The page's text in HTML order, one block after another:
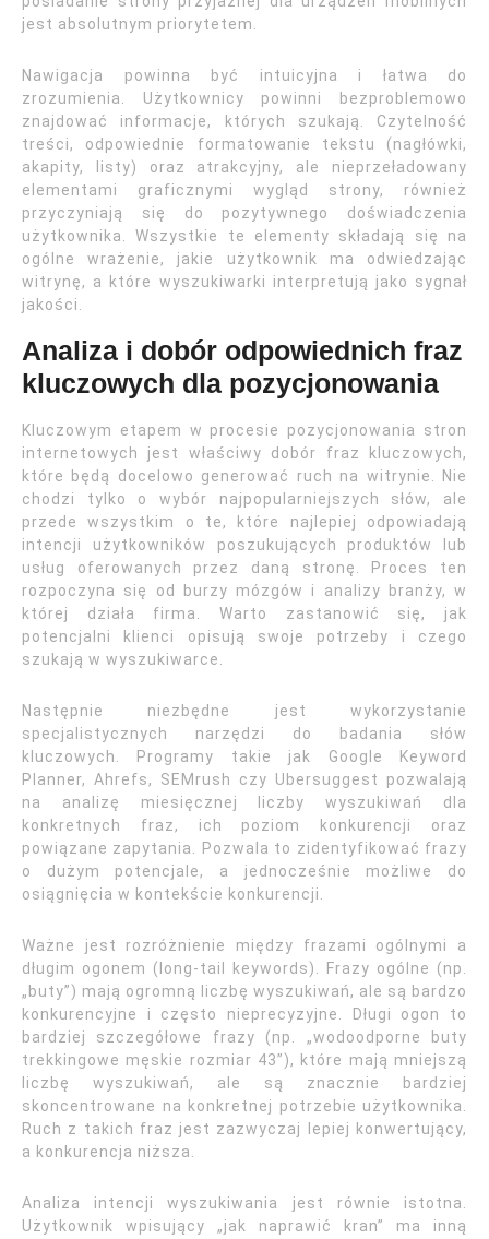
jest absolutnym priorytetem.
Nawigacja powinna być intuicyjna i łatwa do
zrozumienia. Użytkownicy powinni bezproblemowo
znajdować informacje, których szukają. Czytelność
treści, odpowiednie formatowanie tekstu (nagłówki,
akapity, listy) oraz atrakcyjny, ale nieprzeładowany
elementami graficznymi wygląd strony, również
przyczyniają się do pozytywnego doświadczenia
użytkownika. Wszystkie te elementy składają się na
ogólne wrażenie, jakie użytkownik ma odwiedzając
witrynę, a które wyszukiwarki interpretują jako sygnał
jakości.
Analiza i dobór odpowiednich fraz
kluczowych dla pozycjonowania
Kluczowym etapem w procesie pozycjonowania stron
internetowych jest właściwy dobór fraz kluczowych,
które będą docelowo generować ruch na witrynie. Nie
chodzi tylko o wybór najpopularniejszych słów, ale
przede wszystkim o te, które najlepiej odpowiadają
intencji użytkowników poszukujących produktów lub
usług oferowanych przez daną stronę. Proces ten
rozpoczyna się od burzy mózgów i analizy branży, w
której działa firma. Warto zastanowić się, jak
potencjalni klienci opisują swoje potrzeby i czego
szukają w wyszukiwarce.
Następnie niezbędne jest wykorzystanie
specjalistycznych narzędzi do badania słów
kluczowych. Programy takie jak Google Keyword
Planner, Ahrefs, SEMrush czy Ubersuggest pozwalają
na analizę miesięcznej liczby wyszukiwań dla
konkretnych fraz, ich poziom konkurencji oraz
powiązane zapytania. Pozwala to zidentyfikować frazy
o dużym potencjale, a jednocześnie możliwe do
osiągnięcia w kontekście konkurencji.
Ważne jest rozróżnienie między frazami ogólnymi a
długim ogonem (long-tail keywords). Frazy ogólne (np.
„buty”) mają ogromną liczbę wyszukiwań, ale są bardzo
konkurencyjne i często nieprecyzyjne. Długi ogon to
bardziej szczegółowe frazy (np. „wodoodporne buty
trekkingowe męskie rozmiar 43”), które mają mniejszą
liczbę wyszukiwań, ale są znacznie bardziej
skoncentrowane na konkretnej potrzebie użytkownika.
Ruch z takich fraz jest zazwyczaj lepiej konwertujący,
a konkurencja niższa.
Analiza intencji wyszukiwania jest równie istotna.
Użytkownik wpisujący „jak naprawić kran” ma inną